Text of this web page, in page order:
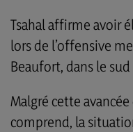
Tsahal affirme avoir
lors de l’offensive
Beaufort, dans le
Malgré cette
comprend, la